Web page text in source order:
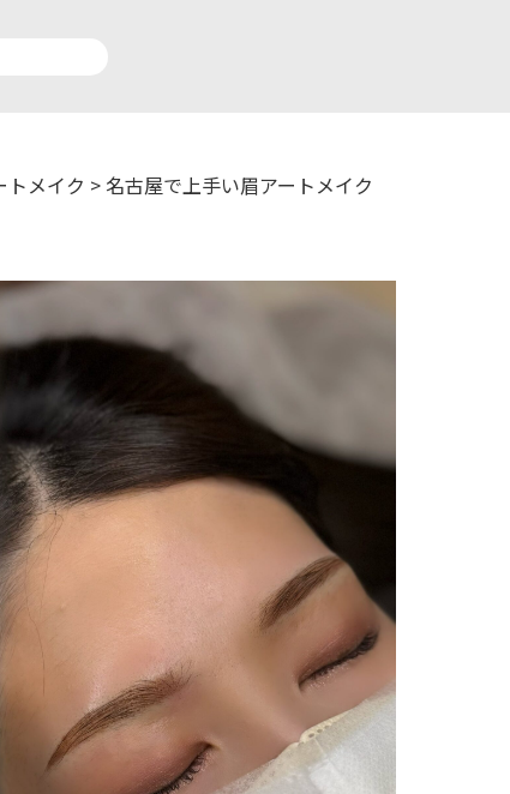
脱毛症例一覧
リニック一覧
師一覧
師一覧
情報
よくあるご質問
プライバシーポリシー
未成年の方へ
規約
コラム
トメイク > 名古屋で上手い眉アートメイク